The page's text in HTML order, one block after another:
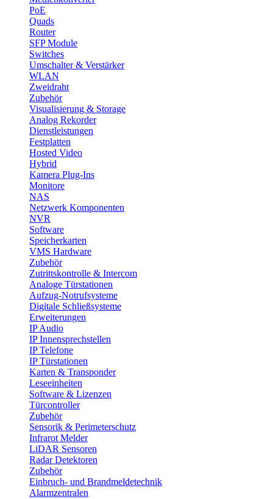
PoE
Quads
Router
SFP Module
Switches
Umschalter & Verstärker
WLAN
Zweidraht
Zubehör
Visualisierung & Storage
Analog Rekorder
Dienstleistungen
Festplatten
Hosted Video
Hybrid
Kamera Plug-Ins
Monitore
NAS
Netzwerk Komponenten
NVR
Software
Speicherkarten
VMS Hardware
Zubehör
Zutrittskontrolle & Intercom
Analoge Türstationen
Aufzug-Notrufsysteme
Digitale Schließsysteme
Erweiterungen
IP Audio
IP Innensprechstellen
IP Telefone
IP Türstationen
Karten & Transponder
Leseeinheiten
Software & Lizenzen
Türcontroller
Zubehör
Sensorik & Perimeterschutz
Infrarot Melder
LiDAR Sensoren
Radar Detektoren
Zubehör
Einbruch- und Brandmeldetechnik
Alarmzentralen